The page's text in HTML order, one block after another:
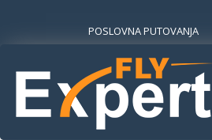
POSLOVNA PUTOVANJA